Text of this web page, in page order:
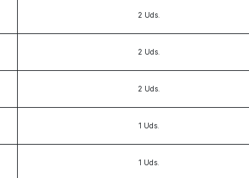
2 Uds.
2 Uds.
2 Uds.
1 Uds.
1 Uds.